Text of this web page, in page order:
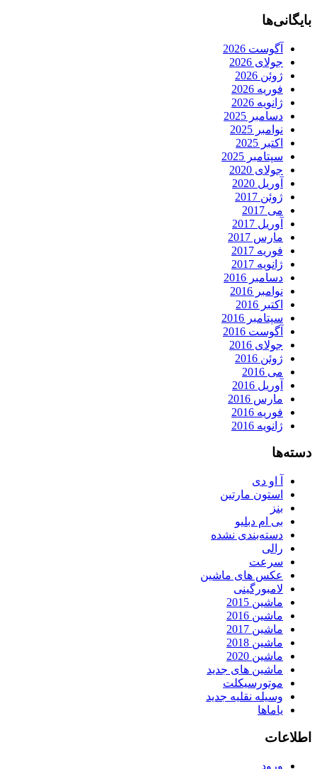
بایگانی‌ها
آگوست 2026
جولای 2026
ژوئن 2026
فوریه 2026
ژانویه 2026
دسامبر 2025
نوامبر 2025
اکتبر 2025
سپتامبر 2025
جولای 2020
آوریل 2020
ژوئن 2017
می 2017
آوریل 2017
مارس 2017
فوریه 2017
ژانویه 2017
دسامبر 2016
نوامبر 2016
اکتبر 2016
سپتامبر 2016
آگوست 2016
جولای 2016
ژوئن 2016
می 2016
آوریل 2016
مارس 2016
فوریه 2016
ژانویه 2016
دسته‌ها
آ او دی
استون مارتین
بنز
بی ام دبلیو
دسته‌بندی نشده
رالی
سرعت
عکس های ماشین
لامبورگینی
ماشین 2015
ماشین 2016
ماشین 2017
ماشین 2018
ماشین 2020
ماشین های جدید
موتورسیکلت
وسیله نقلیه جدید
یاماها
اطلاعات
ورود